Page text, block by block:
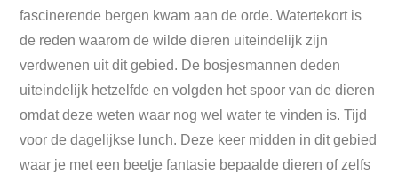
fascinerende bergen kwam aan de orde. Watertekort is
de reden waarom de wilde dieren uiteindelijk zijn
verdwenen uit dit gebied. De bosjesmannen deden
uiteindelijk hetzelfde en volgden het spoor van de dieren
omdat deze weten waar nog wel water te vinden is. Tijd
voor de dagelijkse lunch. Deze keer midden in dit gebied
waar je met een beetje fantasie bepaalde dieren of zelfs